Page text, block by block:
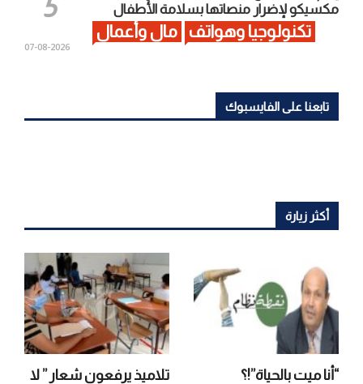
مكسيكو لإضرار منصاتها بسلامة الأطفال
تكنولوجيا وهواتف مال وأعمال
2026-08-07
تابعنا على الفايسبوك
أكثر زيارة
تلاميذ يرفعون شعار ” لا
“أنا ميت بالحياة”!؟